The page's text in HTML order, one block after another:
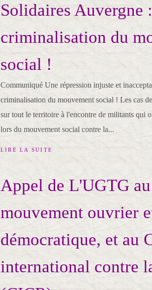
Solidaires Auvergne
criminalisation du
social !
Communiqué Une répression injuste et
criminalisation du mouvement social ! Les cas
sur tout le territoire à l'encontre de militants qui
lors du mouvement social contre la...
LIRE LA SUITE
Appel de L'UGTG au
mouvement ouvrier
démocratique, et au
international contre